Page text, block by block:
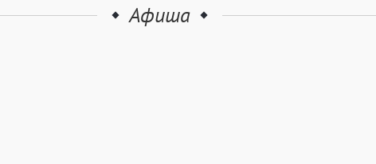
Афиша